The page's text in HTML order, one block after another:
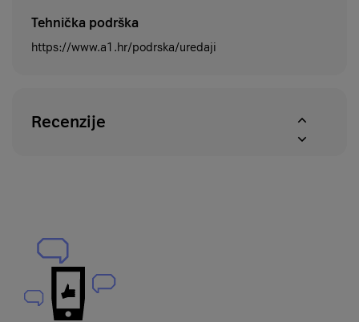
Tehnička podrška
https://www.a1.hr/podrska/uredaji
Recenzije